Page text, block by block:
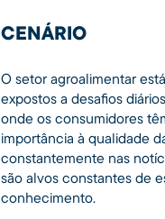
CENÁRIO
O setor agroalimentar
expostos a desafios
onde os consumidores
importância à qualidade
constantemente nas
são alvos constantes de
conhecimento.